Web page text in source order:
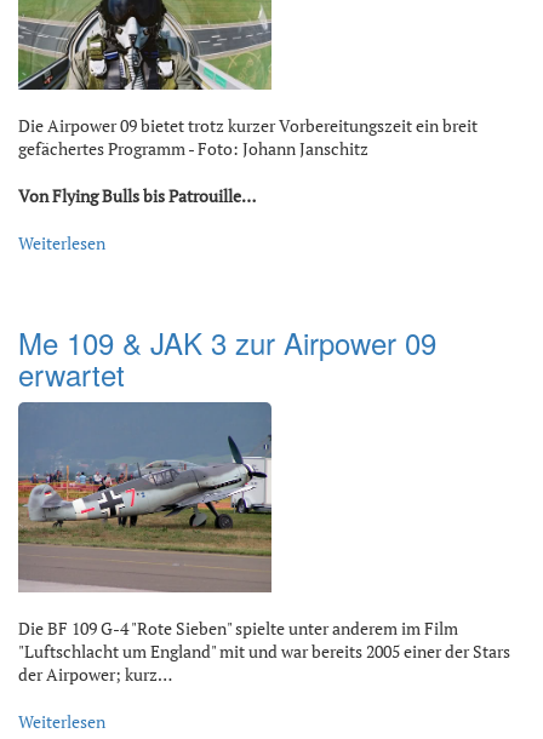
Die Airpower 09 bietet trotz kurzer Vorbereitungszeit ein breit
gefächertes Programm - Foto: Johann Janschitz
Von Flying Bulls bis Patrouille…
Weiterlesen
Me 109 & JAK 3 zur Airpower 09
erwartet
Die BF 109 G-4 "Rote Sieben" spielte unter anderem im Film
"Luftschlacht um England" mit und war bereits 2005 einer der Stars
der Airpower; kurz…
Weiterlesen